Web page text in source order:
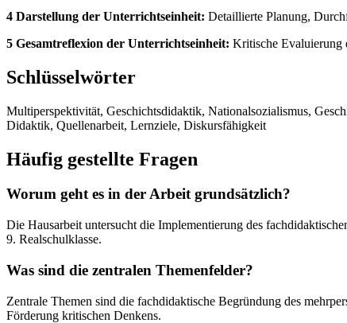
4 Darstellung der Unterrichtseinheit: Detaillierte Planung,
5 Gesamtreflexion der Unterrichtseinheit: Kritische Evaluierung
Schlüsselwörter
Multiperspektivität, Geschichtsdidaktik, Nationalsozialismus,
Didaktik, Quellenarbeit, Lernziele, Diskursfähigkeit
Häufig gestellte Fragen
Worum geht es in der Arbeit grundsätzlich?
Die Hausarbeit untersucht die Implementierung des
9. Realschulklasse.
Was sind die zentralen Themenfelder?
Zentrale Themen sind die fachdidaktische Begründung des
Förderung kritischen Denkens.